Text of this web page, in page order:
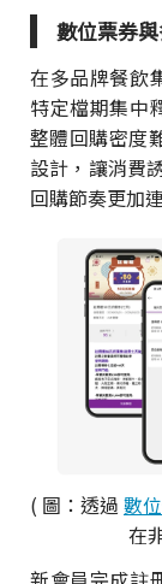
數位票券
在多品牌餐飲
特定檔期集中
整體回購密度
設計，讓消費
回購節奏更加
( 圖：透過 數
在